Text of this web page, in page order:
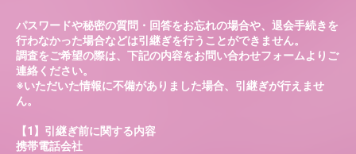
パスワードや秘密の質問・回答をお忘れの場合や、退会手続きを
行わなかった場合などは引継ぎを行うことができません。
調査をご希望の際は、下記の内容をお問い合わせフォームよりご
連絡ください。
※いただいた情報に不備がありました場合、引継ぎが行えませ
ん。
【1】引継ぎ前に関する内容
携帯電話会社